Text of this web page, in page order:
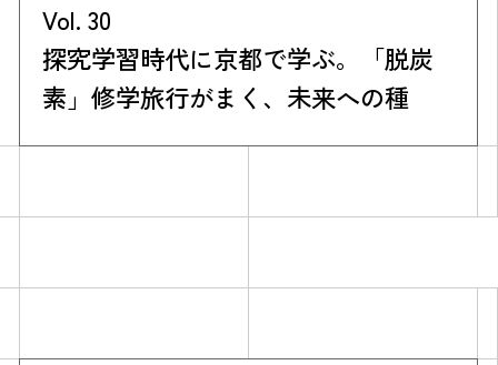
Vol. 30
探究学習時代に京都で学ぶ。「脱炭
素」修学旅行がまく、未来への種